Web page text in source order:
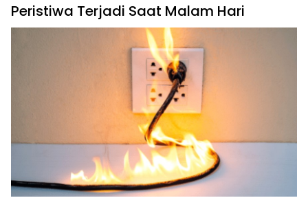
Peristiwa Terjadi Saat Malam Hari